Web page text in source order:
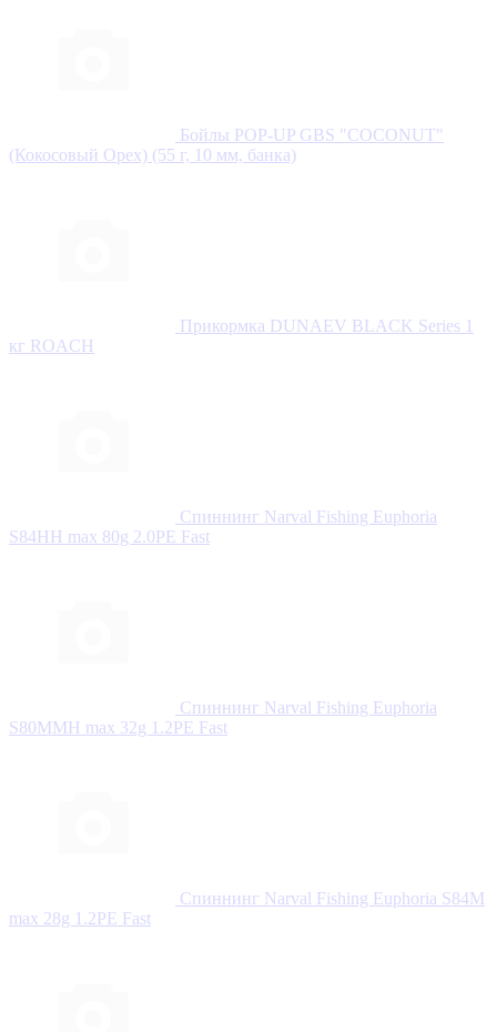
Бойлы POP-UP GBS "COCONUT"
(Кокосовый Орех) (55 г, 10 мм, банка)
Прикормка DUNAEV BLACK Series 1
кг ROАCH
Спиннинг Narval Fishing Euphoria
S84HH max 80g 2.0PE Fast
Спиннинг Narval Fishing Euphoria
S80MMH max 32g 1.2PE Fast
Спиннинг Narval Fishing Euphoria S84M
max 28g 1.2PE Fast